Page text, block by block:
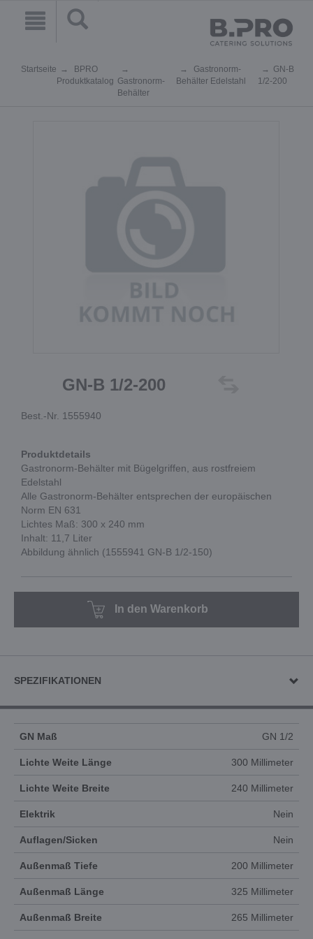
Startseite
BPRO
Produktkatalog Gastronorm-
Behälter
Gastronorm-
Behälter Edelstahl
GN-B
1/2-200
GN-B 1/2-200
Best.-Nr. 1555940
Produktdetails
Gastronorm-Behälter mit Bügelgriffen, aus rostfreiem
Edelstahl
Alle Gastronorm-Behälter entsprechen der europäischen
Norm EN 631
Lichtes Maß: 300 x 240 mm
Inhalt: 11,7 Liter
Abbildung ähnlich (1555941 GN-B 1/2-150)
In den Warenkorb
SPEZIFIKATIONEN
GN Maß GN 1/2
Lichte Weite Länge 300 Millimeter
Lichte Weite Breite 240 Millimeter
Elektrik Nein
Auflagen/Sicken Nein
Außenmaß Tiefe 200 Millimeter
Außenmaß Länge 325 Millimeter
Außenmaß Breite 265 Millimeter